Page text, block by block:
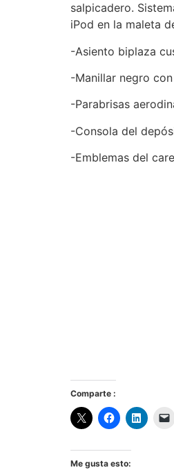
salpicadero.
iPod en la maleta
-Asiento biplaza
-Manillar negro
-Parabrisas
-Consola del
-Emblemas del
Comparte :
Me gusta esto: